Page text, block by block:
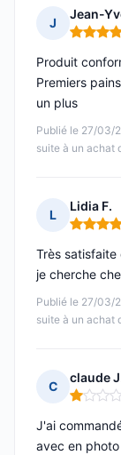
J
Jean-
Note : 5
Publié le 27/03/
suite à un achat
Produit
Premiers
un plus
L
Lidia F.
Note : 5
Publié le 27/03/
suite à un achat
Très
je cherche
C
claude
Note : 1
J'ai
avec en